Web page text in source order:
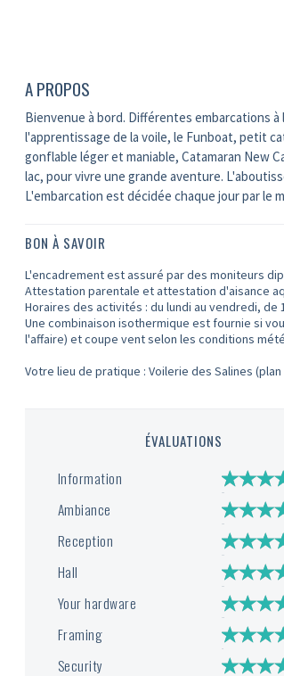
A PROPOS
Bienvenue à bord. Différentes embarcations
l'apprentissage de la voile, le Funboat, petit
gonflable léger et maniable, Catamaran New
lac, pour vivre une grande aventure.
L'embarcation est décidée chaque jour par le
BON À SAVOIR
L'encadrement est assuré par des moniteurs
Attestation parentale et attestation d'aisance
Horaires des activités : du lundi au vendredi, de
Une combinaison isothermique est fournie si
l'affaire) et coupe vent selon les conditions
Votre lieu de pratique : Voilerie des Salines
ÉVALUATIONS
Information
Ambiance
Reception
Hall
Your hardware
Framing
Security